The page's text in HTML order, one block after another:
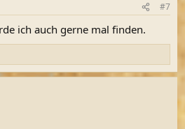
#7
ich auch gerne mal finden.